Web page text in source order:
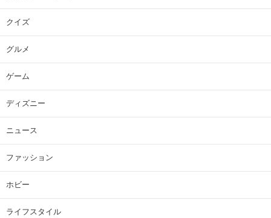
クイズ
グルメ
ゲーム
ディズニー
ニュース
ファッション
ホビー
ライフスタイル